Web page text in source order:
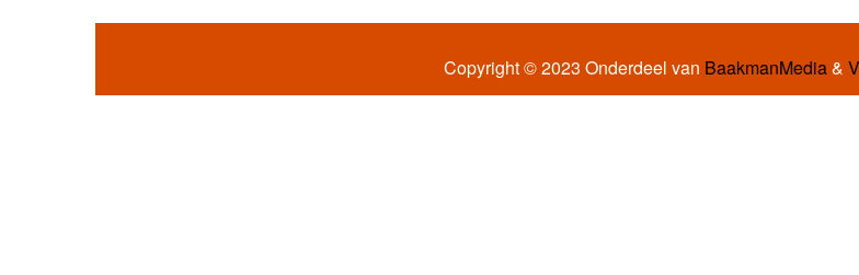
Copyright © 2023 Onderdeel van BaakmanMedia&